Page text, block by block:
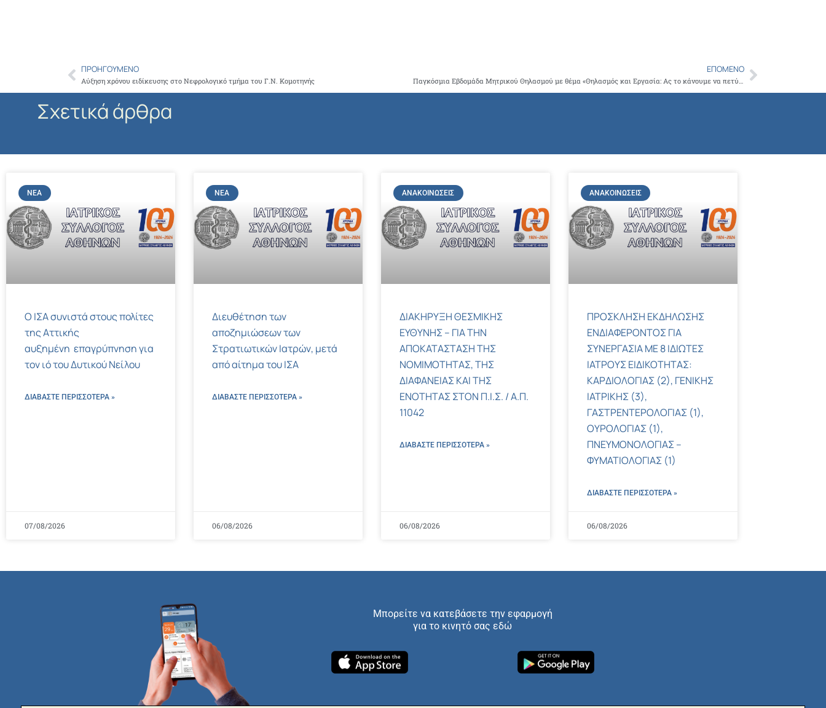
Prev
ΠΡΟΗΓΟΎΜΕΝΟ
Αύξηση χρόνου ειδίκευσης στο Νεφρολογικό τμήμα του Γ.Ν. Κομοτηνής
ΕΠΌΜΕΝΟ
Παγκόσμια Εβδομάδα Μητρικού Θηλασμού με θέμα «Θηλασμός και Εργασία: Ας το κάνουμε να πετύχει», 1 έως 7 Νοεμβρίου 2015. Ανάπτυξη Εθνικής Εκστρατείας Ενημέρωσης με Θέμα «ΣΗΜΕΙΑ ΦΙΛΙΚΑ ΣΤΟ ΜΗΤΡΙΚΟ ΘΗΛΑΣΜΟ».Next
Σχετικά άρθρα
ΝΈΑ
Ο ΙΣΑ συνιστά στους πολίτες
της Αττικής
αυξημένη επαγρύπνηση για
τον ιό του Δυτικού Νείλου
ΔΙΑΒΑΣΤΕ ΠΕΡΙΣΣΌΤΕΡΑ »
07/08/2026
ΝΈΑ
Διευθέτηση των
αποζημιώσεων των
Στρατιωτικών Ιατρών, μετά
από αίτημα του ΙΣΑ
ΔΙΑΒΑΣΤΕ ΠΕΡΙΣΣΌΤΕΡΑ »
06/08/2026
ΑΝΑΚΟΙΝΏΣΕΙΣ
ΔΙΑΚΗΡΥΞΗ ΘΕΣΜΙΚΗΣ
ΕΥΘΥΝΗΣ – ΓΙΑ ΤΗΝ
ΑΠΟΚΑΤΑΣΤΑΣΗ ΤΗΣ
ΝΟΜΙΜΟΤΗΤΑΣ, ΤΗΣ
ΔΙΑΦΑΝΕΙΑΣ ΚΑΙ ΤΗΣ
ΕΝΟΤΗΤΑΣ ΣΤΟΝ Π.Ι.Σ. / Α.Π.
11042
ΔΙΑΒΑΣΤΕ ΠΕΡΙΣΣΌΤΕΡΑ »
06/08/2026
ΑΝΑΚΟΙΝΏΣΕΙΣ
ΠΡΟΣΚΛΗΣΗ ΕΚΔΗΛΩΣΗΣ
ΕΝΔΙΑΦΕΡΟΝΤΟΣ ΓΙΑ
ΣΥΝΕΡΓΑΣΙΑ ΜΕ 8 ΙΔΙΩΤΕΣ
ΙΑΤΡΟΥΣ ΕΙΔΙΚΟΤΗΤΑΣ:
ΚΑΡΔΙΟΛΟΓΙΑΣ (2), ΓΕΝΙΚΗΣ
ΙΑΤΡΙΚΗΣ (3),
ΓΑΣΤΡΕΝΤΕΡΟΛΟΓΙΑΣ (1),
ΟΥΡΟΛΟΓΙΑΣ (1),
ΠΝΕΥΜΟΝΟΛΟΓΙΑΣ –
ΦΥΜΑΤΙΟΛΟΓΙΑΣ (1)
ΔΙΑΒΑΣΤΕ ΠΕΡΙΣΣΌΤΕΡΑ »
06/08/2026
Μπορείτε να κατεβάσετε την εφαρμογή
για το κινητό σας εδώ